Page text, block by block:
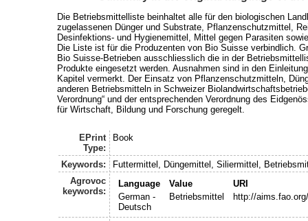
Die Betriebsmittelliste beinhaltet alle für den biologischen
zugelassenen Dünger und Substrate, Pflanzenschutzmittel,
Desinfektions- und Hygienemittel, Mittel gegen Parasiten
Die Liste ist für die Produzenten von Bio Suisse verbindlich.
Bio Suisse-Betrieben ausschliesslich die in der
Produkte eingesetzt werden. Ausnahmen sind in den
Kapitel vermerkt. Der Einsatz von Pflanzenschutzmitteln,
anderen Betriebsmitteln in Schweizer
Verordnung“ und der entsprechenden Verordnung des
für Wirtschaft, Bildung und Forschung geregelt.
EPrint
Type:
Book
Keywords:
Futtermittel, Düngemittel, Siliermittel,
Agrovoc
keywords:
Language Value
URI
German -
Deutsch
Betriebsmittel http://